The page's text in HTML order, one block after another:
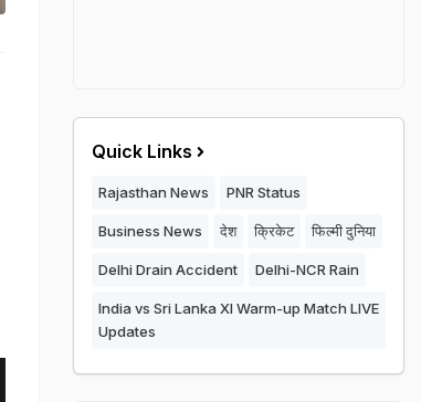
Quick Links
Rajasthan News PNR Status
Business News देश क्रिकेट फिल्मी दुनिया
Delhi Drain Accident Delhi-NCR Rain
India vs Sri Lanka XI Warm-up Match LIVE
Updates